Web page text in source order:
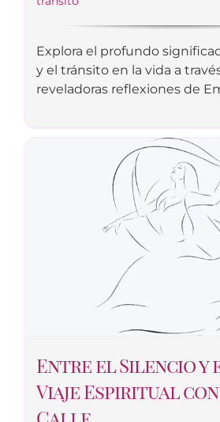
Explora el profundo
y el tránsito en la vida a
reveladoras reflexiones de
Entre el Silencio y
Viaje Espiritual